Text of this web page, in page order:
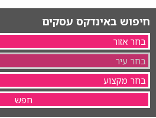
חיפוש באינדקס עסקים